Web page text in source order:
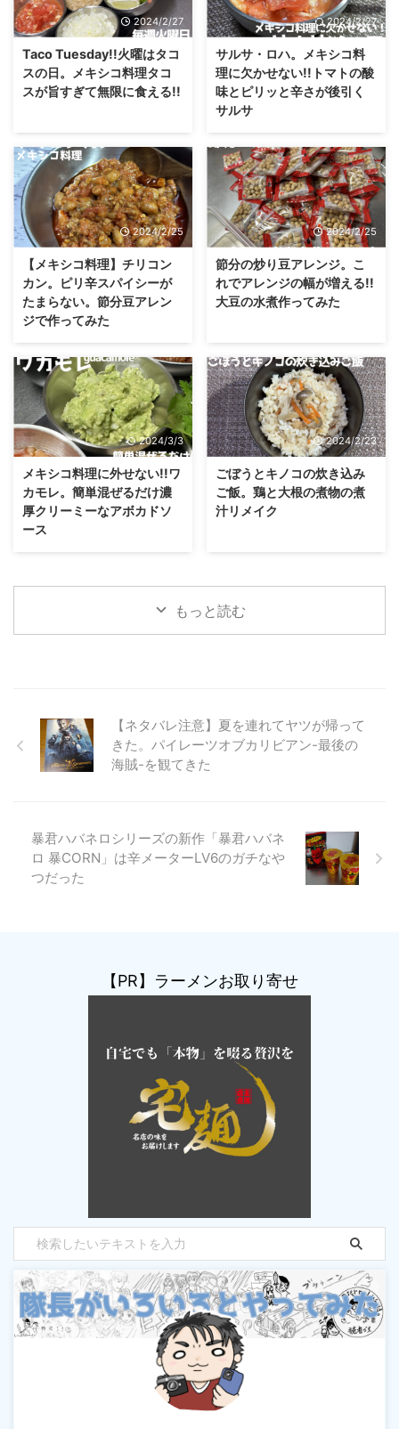
2024/2/27
Taco Tuesday!!火曜はタコ
スの日。メキシコ料理タコ
スが旨すぎて無限に食える!!
2024/2/27
サルサ・ロハ。メキシコ料
理に欠かせない!!トマトの酸
味とピリッと辛さが後引く
サルサ
2024/2/25
【メキシコ料理】チリコン
カン。ピリ辛スパイシーが
たまらない。節分豆アレン
ジで作ってみた
2024/2/25
節分の炒り豆アレンジ。こ
れでアレンジの幅が増える!!
大豆の水煮作ってみた
2024/3/3
メキシコ料理に外せない!!ワ
カモレ。簡単混ぜるだけ濃
厚クリーミーなアボカドソ
ース
2024/2/23
ごぼうとキノコの炊き込み
ご飯。鶏と大根の煮物の煮
汁リメイク
もっと読む
【ネタバレ注意】夏を連れてヤツが帰って
きた。パイレーツオブカリビアン-最後の
海賊-を観てきた
暴君ハバネロシリーズの新作「暴君ハバネ
ロ 暴CORN」は辛メーターLV6のガチなや
つだった
【PR】ラーメンお取り寄せ